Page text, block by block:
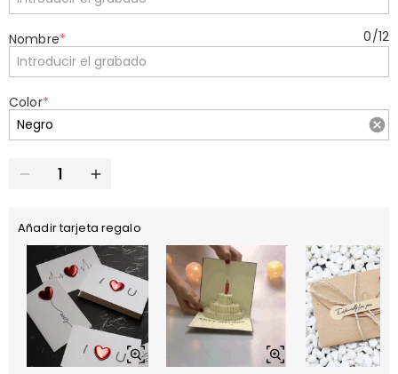
Nombre* 0/12
Color*
Añadir tarjeta regalo